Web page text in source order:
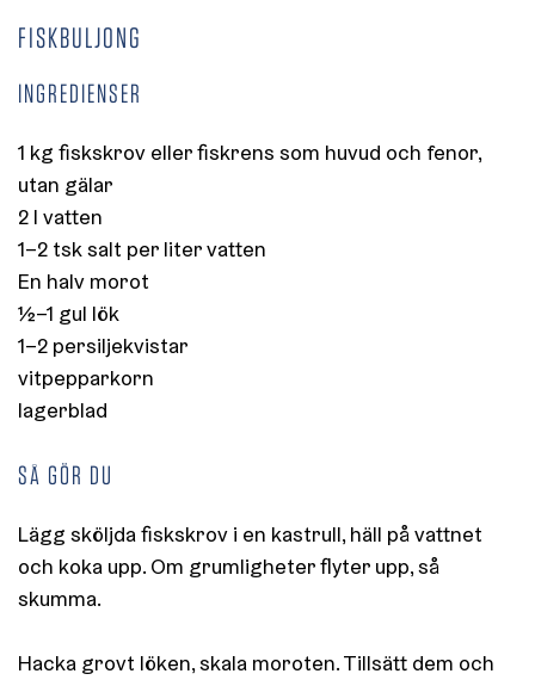
FISKBULJONG
INGREDIENSER
1 kg fiskskrov eller fiskrens som huvud och fenor,
utan gälar
2 l vatten
1–2 tsk salt per liter vatten
En halv morot
½–1 gul lök
1–2 persiljekvistar
vitpepparkorn
lagerblad
SÅ GÖR DU
Lägg sköljda fiskskrov i en kastrull, häll på vattnet
och koka upp. Om grumligheter flyter upp, så
skumma.
Hacka grovt löken, skala moroten. Tillsätt dem och